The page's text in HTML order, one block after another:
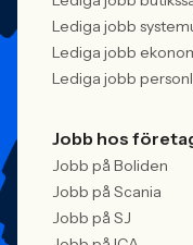
Lediga jobb
Lediga jobb
Lediga jobb
Jobb hos
Jobb på Boliden
Jobb på Scania
Jobb på SJ